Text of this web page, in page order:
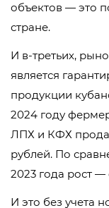
объектов — это
стране.
И в-третьих,
является
продукции
2024 году
ЛПХ и КФХ
рублей. По
2023 года рост
И это без учета